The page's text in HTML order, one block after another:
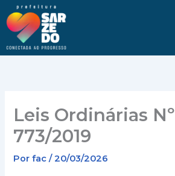
conteúdo
para
conteúdo
Leis Ordinárias Nº
773/2019
Porfac/20/03/2026